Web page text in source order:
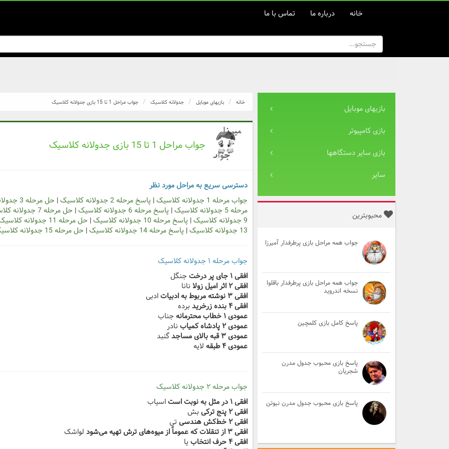
خانه درباره ما تماس با ما
بازیهای موبایل
بازی کامپیوتر
بازی سایر دستگاهها
سایر
محبوبترین
جواب همه مراحل بازی پرطرفدار آمیرزا
جواب همه مراحل بازی پرطرفدار باقلوا
نسخه اندروید
پاسخ کامل بازی کلمچین
پاسخ بازی محبوب جدول مدرن
شجریان
پاسخ بازی محبوب جدول مدرن نیوتن
خانه بازیهای موبایل جدولانه کلاسیک جواب مراحل 1 تا 15 بازی جدولانه کلاسیک
جواب مراحل 1 تا 15 بازی جدولانه کلاسیک
دسترسی سریع به مراحل مورد نظر
جواب مرحله 1 جدولانه کلاسیک
| پاسخ مرحله 2 جدولانه کلاسیک | حل مرحله 3 جدولانه کلاسیک
مرحله 5 جدولانه کلاسیک
| پاسخ مرحله 6 جدولانه کلاسیک | حل مرحله 7 جدولانه کلاسیک
9 جدولانه کلاسیک
| پاسخ مرحله 10 جدولانه کلاسیک | حل مرحله 11 جدولانه کلاسیک
13 جدولانه کلاسیک
| پاسخ مرحله 14 جدولانه کلاسیک | حل مرحله 15 جدولانه کلاسیک
جواب مرحله ۱ جدولانه کلاسیک
افقی ۱ جای پر درخت
جنگل
افقی ۲ اثر امیل زولا
نانا
افقی ۳ نوشته مربوط به ادبیات
ادبی
افقی ۴ بنده زرخرید
برده
عمودی ۱ خطاب محترمانه
جناب
عمودی ۲ پادشاه کمیاب
نادر
عمودی ۳ قبه بالای مساجد
گنبد
عمودی ۴ طبقه
لایه
جواب مرحله ۲ جدولانه کلاسیک
افقی ۱ در مثل به نوبت است
اسیاب
افقی ۲ پنج ترکی
بش
افقی ۲ خط‌کش هندسی
تی
افقی ۳ از تنقلات که عموماً از میوه‌های ترش تهیه می‌شود
لواشک
افقی ۴ حرف انتخاب
یا